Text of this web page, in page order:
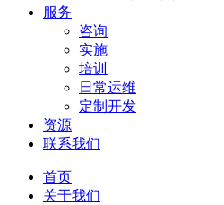
服务
咨询
实施
培训
日常运维
定制开发
资源
联系我们
首页
关于我们